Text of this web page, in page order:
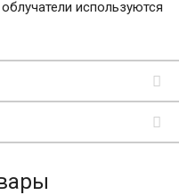
используются